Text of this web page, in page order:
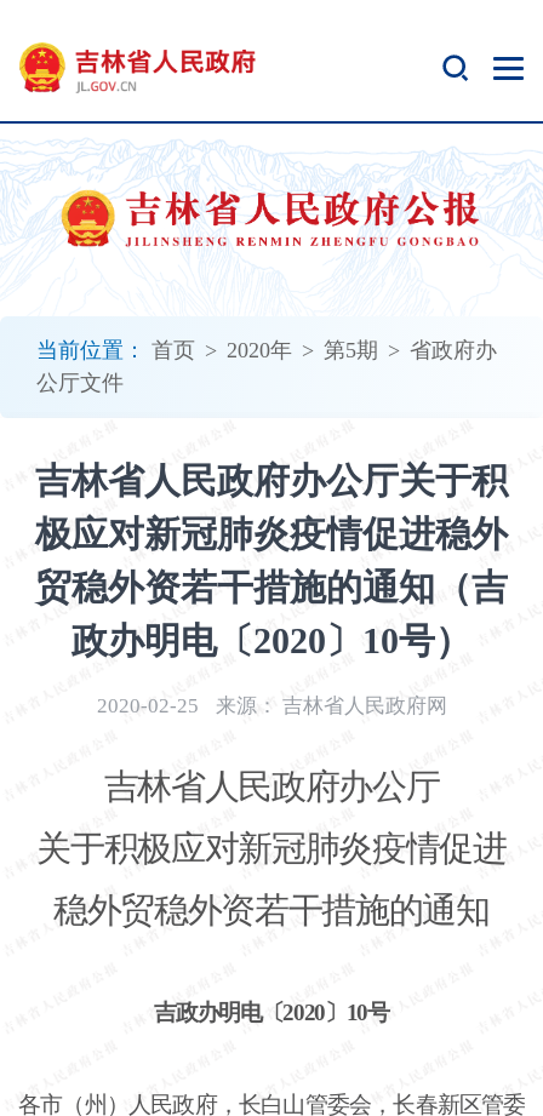
当前位置： 首页 > 2020年 > 第5期 > 省政府办
公厅文件
吉林省人民政府办公厅关于积
极应对新冠肺炎疫情促进稳外
贸稳外资若干措施的通知（吉
政办明电〔2020〕10号）
2020-02-25 来源： 吉林省人民政府网
吉林省人民政府办公厅
关于积极应对新冠肺炎疫情促进
稳外贸稳外资若干措施的通知
吉政办明电〔2020〕10号
各市（州）人民政府，长白山管委会，长春新区管委
开
无
障
碍
说
明
加